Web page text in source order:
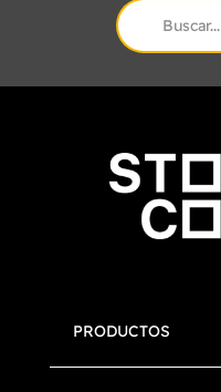
Search
for:
PRODUCTOS